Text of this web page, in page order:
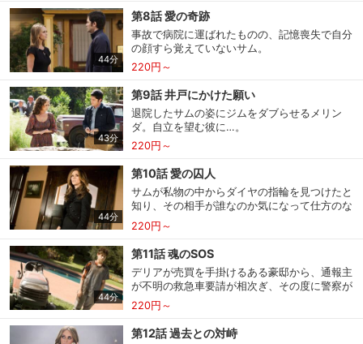
購入明細 ４ヵ月分の購入明細の確認が可能です。
Myクーポン
ます。
購入履歴
レンタル、購入、定額見放題の購入履歴の
確認が可能です。こちらから視聴いただく
お気に入り
お気に入りに登録した作品を確認できま
す。お気に入りに追加した作品の削除も可
閲覧履歴
サイト内の閲覧履歴を確認できます。履歴
の削除も可能です。
サイト内で表示される作品の表示制限が可
す。
44分
第8話 愛の奇跡
事故で病院に運ばれたものの、記憶喪失で自分
の顔すら覚えていないサム。
220円～
43分
第9話 井戸にかけた願い
退院したサムの姿にジムをダブらせるメリン
ダ。自立を望む彼に…。
220円～
44分
第10話 愛の囚人
サムが私物の中からダイヤの指輪を見つけたと
知り、その相手が誰なのか気になって仕方のな
いメリンダ。
220円～
44分
第11話 魂のSOS
デリアが売買を手掛けるある豪邸から、通報主
が不明の救急車要請が相次ぎ、その度に警察が
出動する騒ぎが発生。
220円～
第12話 過去との対峙